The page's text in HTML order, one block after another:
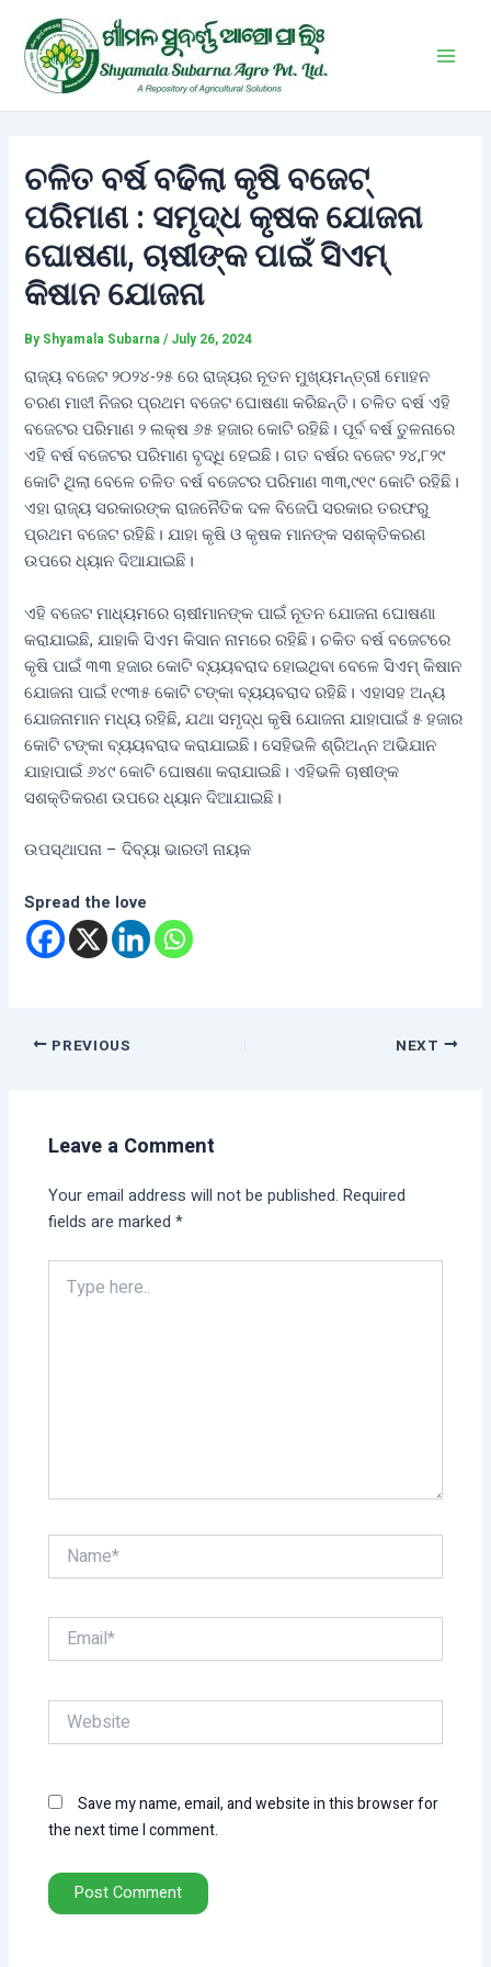
content
ଚଳିତ ବର୍ଷ ବଢିଲା କୃଷି ବଜେଟ୍
ପରିମାଣ : ସମୃଦ୍ଧ କୃଷକ ଯୋଜନା
ଘୋଷଣା, ଚାଷୀଙ୍କ ପାଇଁ ସିଏମ୍‌
କିଷାନ ଯୋଜନା
By Shyamala Subarna/ July 26, 2024
ରାଜ୍ୟ ବଜେଟ ୨୦୨୪-୨୫ ରେ ରାଜ୍ୟର ନୂତନ ମୁଖ୍ୟମନ୍ତ୍ରୀ ମୋହନ
ଚରଣ ମାଝୀ ନିଜର ପ୍ରଥମ ବଜେଟ ଘୋଷଣା କରିଛନ୍ତି। ଚଳିତ ବର୍ଷ ଏହି
ବଜେଟର ପରିମାଣ ୨ ଲକ୍ଷ ୬୫ ହଜାର କୋଟି ରହିଛି। ପୂର୍ବ ବର୍ଷ ତୁଳନାରେ
ଏହି ବର୍ଷ ବଜେଟର ପରିମାଣ ବୃଦ୍ଧି ହେଇଛି। ଗତ ବର୍ଷର ବଜେଟ ୨୪,୮୨୯
କୋଟି ଥିଲା ବେଳେ ଚଳିତ ବର୍ଷ ବଜେଟର ପରିମାଣ ୩୩,୯୧୯ କୋଟି ରହିଛି।
ଏହା ରାଜ୍ୟ ସରକାରଙ୍କ ରାଜନୈତିକ ଦଳ ବିଜେପି ସରକାର ତରଫରୁ
ପ୍ରଥମ ବଜେଟ ରହିଛି। ଯାହା କୃଷି ଓ କୃଷକ ମାନଙ୍କ ସଶକ୍ତିକରଣ
ଉପରେ ଧ୍ୟାନ ଦିଆଯାଇଛି।
ଏହି ବଜେଟ ମାଧ୍ୟମରେ ଚାଷୀମାନଙ୍କ ପାଇଁ ନୂତନ ଯୋଜନା ଘୋଷଣା
କରାଯାଇଛି, ଯାହାକି ସିଏମ କିସାନ ନାମରେ ରହିଛି। ଚକିତ ବର୍ଷ ବଜେଟରେ
କୃଷି ପାଇଁ ୩୩ ହଜାର କୋଟି ବ୍ୟୟବରାଦ ହୋଇଥିବା ବେଳେ ସିଏମ୍ କିଷାନ
ଯୋଜନା ପାଇଁ ୧୯୩୫ କୋଟି ଟଙ୍କା ବ୍ୟୟବରାଦ ରହିଛି। ଏହାସହ ଅନ୍ୟ
ଯୋଜନାମାନ ମଧ୍ୟ ରହିଛି, ଯଥା ସମୃଦ୍ଧ କୃଷି ଯୋଜନା ଯାହାପାଇଁ ୫ ହଜାର
କୋଟି ଟଙ୍କା ବ୍ୟୟବରାଦ କରାଯାଇଛି। ସେହିଭଳି ଶ୍ରିଅନ୍ନ ଅଭିଯାନ
ଯାହାପାଇଁ ୬୪୯ କୋଟି ଘୋଷଣା କରାଯାଇଛି। ଏହିଭଳି ଚାଷୀଙ୍କ
ସଶକ୍ତିକରଣ ଉପରେ ଧ୍ୟାନ ଦିଆଯାଇଛି।
ଉପସ୍ଥାପନା – ଦିବ୍ୟା ଭାରତୀ ନାୟକ
Spread the love
navigation
PREVIOUS NEXT
Leave a Comment
Your email address will not be published. Required
fields are marked*
here..
Name*
Email*
Website
Save my name, email, and website in this browser for
the next time I comment.